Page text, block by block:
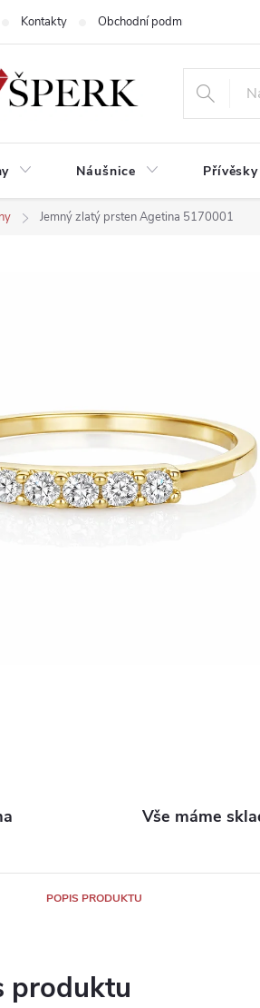
Kontakty Obchodní podmínky
Náušnice Přívěsky
Jemný zlatý prsten Agetina 5170001
Vše máme
POPIS PRODUKTU
produktu